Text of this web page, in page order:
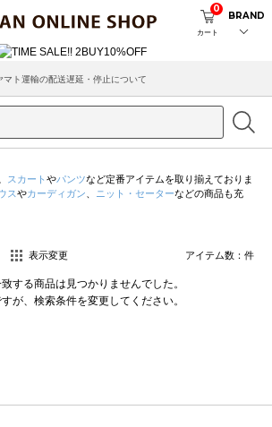
カート
0
BRAND
ト運輸の配送遅延・停止について
スカート やパンツなど定番アイテムを取り揃えておりま
スやカーディガン ニット・セーターなどの商品も充
表示変更 アイテム数： 件
する商品は見つかりませんでした。
が、検索条件を変更してください。